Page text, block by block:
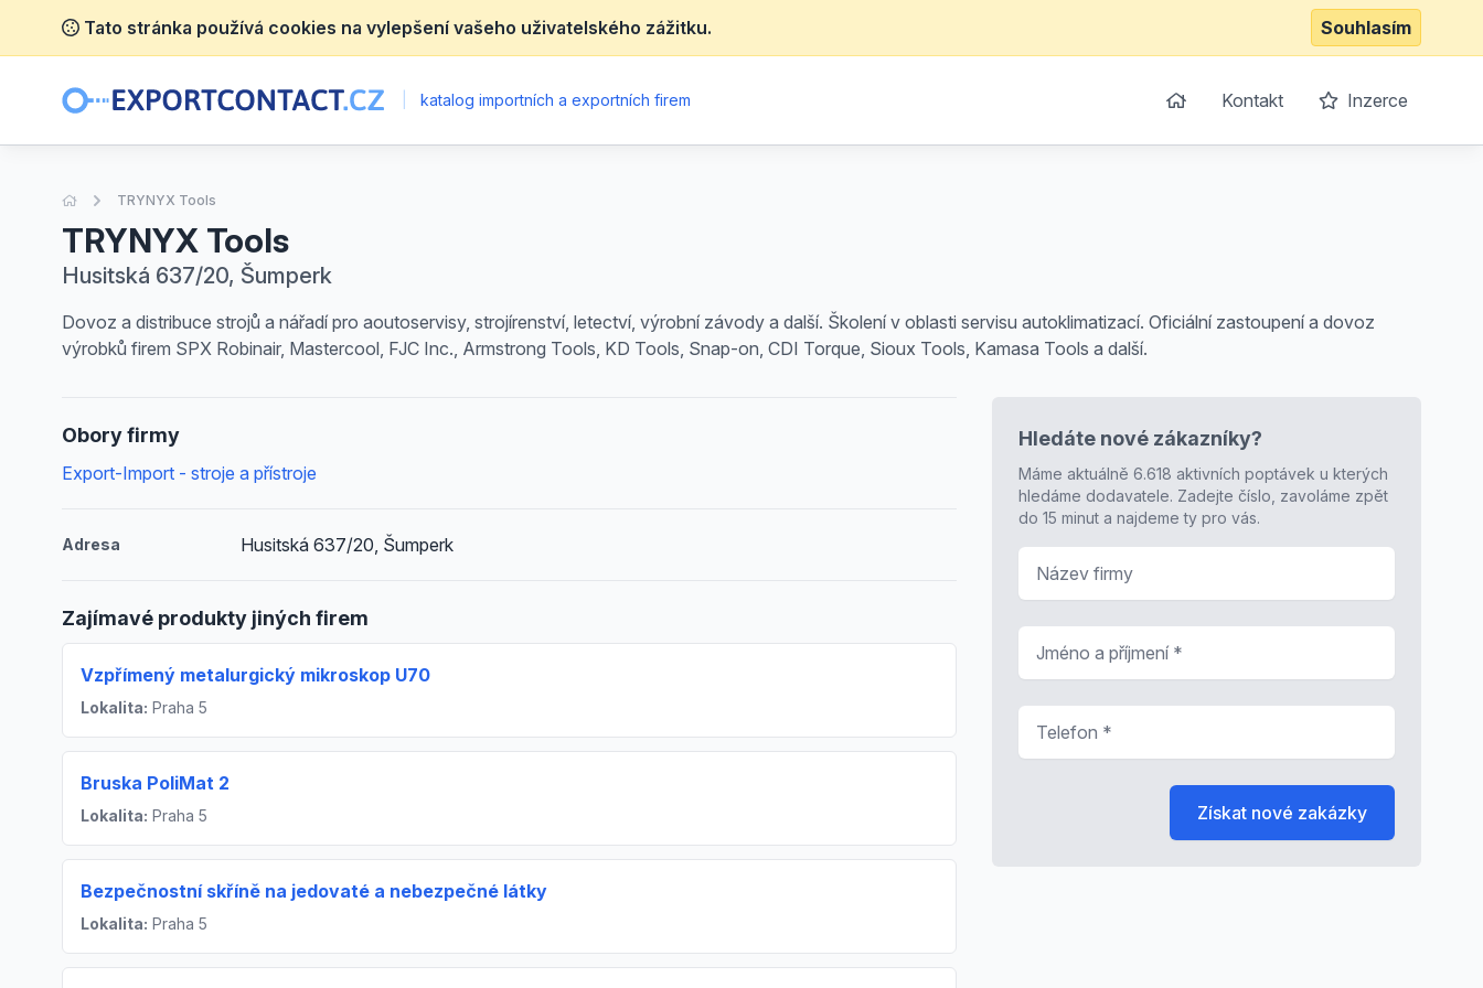
Tato stránka používá cookies na vylepšení vašeho uživatelského zážitku. Souhlasím
katalog importních a exportních firem Kontakt Inzerce
Úvodní stránka
TRYNYX Tools
TRYNYX Tools
Husitská 637/20, Šumperk
Dovoz a distribuce strojů a nářadí pro aoutoservisy, strojírenství, letectví, výrobní závody a další. Školení v oblasti servisu autoklimatizací. Oficiální zastoupení a dovoz
výrobků firem SPX Robinair, Mastercool, FJC Inc., Armstrong Tools, KD Tools, Snap-on, CDI Torque, Sioux Tools, Kamasa Tools a další.
Obory firmy
Export-Import - stroje a přístroje
Adresa Husitská 637/20, Šumperk
Zajímavé produkty jiných firem
Vzpřímený metalurgický mikroskop U70
Lokalita: Praha 5
Bruska PoliMat 2
Lokalita: Praha 5
Bezpečnostní skříně na jedovaté a nebezpečné látky
Lokalita: Praha 5
Hledáte nové zákazníky?
Máme aktuálně 6.618 aktivních poptávek u kterých
hledáme dodavatele. Zadejte číslo, zavoláme zpět
do 15 minut a najdeme ty pro vás.
Získat nové zakázky